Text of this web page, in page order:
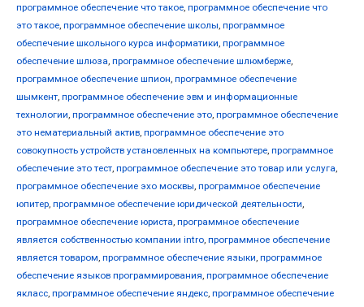
программное обеспечение что такое, программное обеспечение что
это такое, программное обеспечение школы, программное
обеспечение школьного курса информатики, программное
обеспечение шлюза, программное обеспечение шлюмберже,
программное обеспечение шпион, программное обеспечение
шымкент, программное обеспечение эвм и информационные
технологии, программное обеспечение это, программное обеспечение
это нематериальный актив, программное обеспечение это
совокупность устройств установленных на компьютере, программное
обеспечение это тест, программное обеспечение это товар или услуга,
программное обеспечение эхо москвы, программное обеспечение
юпитер, программное обеспечение юридической деятельности,
программное обеспечение юриста, программное обеспечение
является собственностью компании intro, программное обеспечение
является товаром, программное обеспечение языки, программное
обеспечение языков программирования, программное обеспечение
якласс, программное обеспечение яндекс, программное обеспечение